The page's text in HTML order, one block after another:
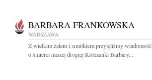
BARBARA FRANKOWSKA
WARSZAWA
Z wielkim żalem i smutkiem przyjęliśmy wiadomość
o śmierci naszej drogiej Koleżanki Barbary...